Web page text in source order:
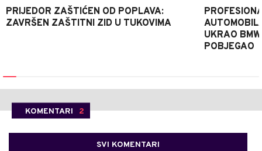
PRIJEDOR ZAŠTIĆEN OD POPLAVA:
ZAVRŠEN ZAŠTITNI ZID U TUKOVIMA
UKRAO
POBJEGAO
KOMENTARI 2
SVI KOMENTARI